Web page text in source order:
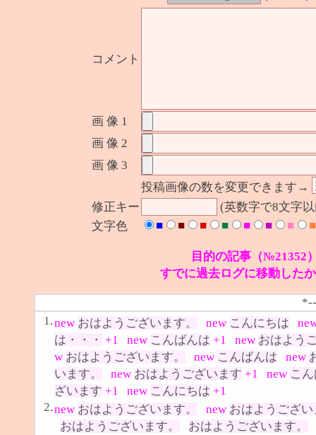
コメント
画 像 1
画 像 2
画 像 3
投稿画像の数を変更できます→
修正キー
(英数字で8文字
文字色
■ ■ ■ ■ ■ ■ ■ ■
目的の記事（№21352
すでに過去ログに移動した
1.new おはようございます。 new こんにちは
は・・・ +1 new こんばんは +1 new おはよう
w おはようございます。 new こんばんは new
います。
new おはようございます +1 new こ
ざいます +1 new こんにちは +1
2.new おはようございます。 new おはようござい
おはようございます。
おはようございます。